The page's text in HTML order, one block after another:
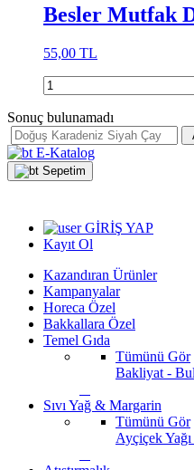
Besler Mutfak
55,00 TL
Sonuç bulunamadı
E-Katalog
Sepetim
GİRİŞ YAP
Kayıt Ol
Kazandıran Ürünler
Kampanyalar
Horeca Özel
Bakkallara Özel
Temel Gıda
Tümünü Gör
Bakliyat -
Sıvı Yağ & Margarin
Tümünü Gör
Ayçiçek Yağı